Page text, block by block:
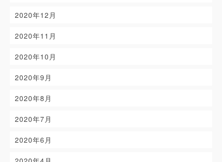
2020年12月
2020年11月
2020年10月
2020年9月
2020年8月
2020年7月
2020年6月